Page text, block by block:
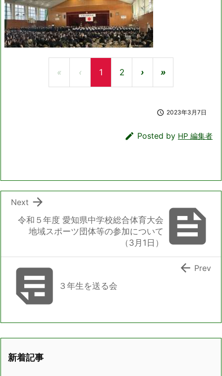
« ‹ 1 2 › »
 2023年3月7日
 Posted by HP 編集者

令和５年度 愛知県中学校総合体育大会
地域スポーツ団体等の参加について
（3月1日）

Next
 ３年生を送る会
 Prev
新着記事